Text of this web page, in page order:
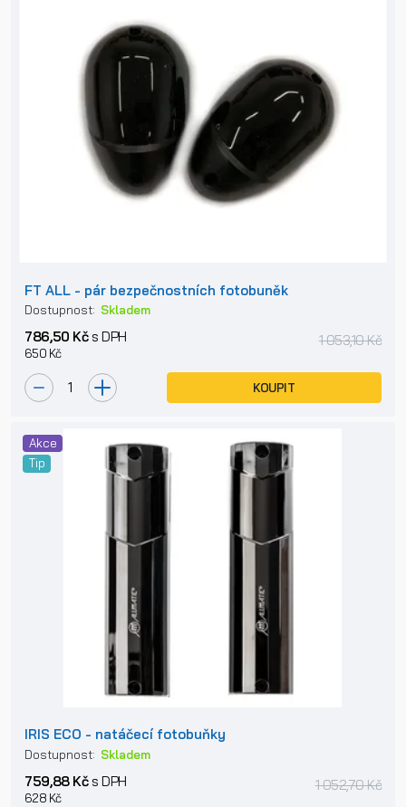
FT ALL - pár bezpečnostních fotobuněk
Dostupnost: Skladem
786,50 Kčs DPH
650 Kč
1 053,10 Kč
KOUPIT
Akce
Tip
IRIS ECO - natáčecí fotobuňky
Dostupnost: Skladem
759,88 Kčs DPH
628 Kč
1 052,70 Kč